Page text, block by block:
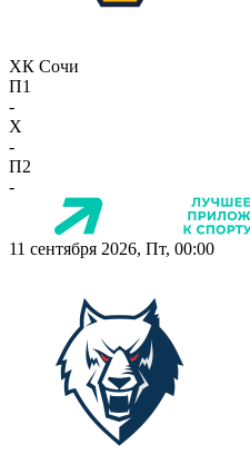
ХК Сочи
П1
-
X
-
П2
-
11 сентября 2026, Пт, 00:00